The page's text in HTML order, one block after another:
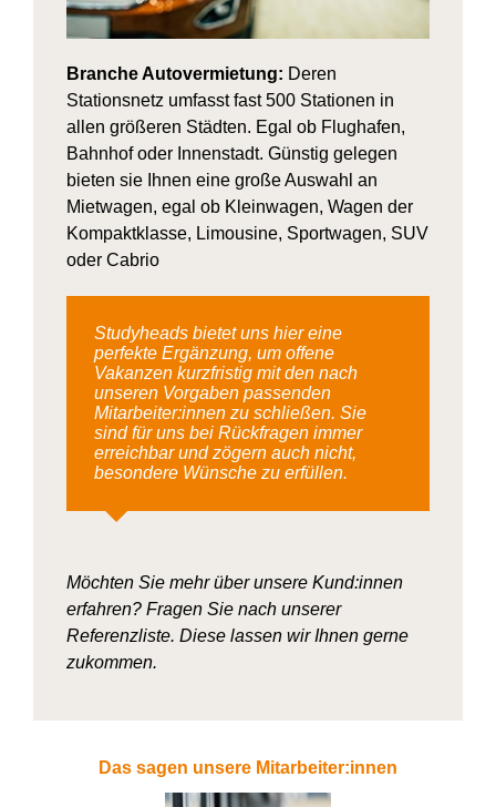
Branche Autovermietung: Deren
Stationsnetz umfasst fast 500 Stationen in
allen größeren Städten. Egal ob Flughafen,
Bahnhof oder Innenstadt. Günstig gelegen
bieten sie Ihnen eine große Auswahl an
Mietwagen, egal ob Kleinwagen, Wagen der
Kompaktklasse, Limousine, Sportwagen, SUV
oder Cabrio
Studyheads bietet uns hier eine
perfekte Ergänzung, um offene
Vakanzen kurzfristig mit den nach
unseren Vorgaben passenden
Mitarbeiter:innen zu schließen. Sie
sind für uns bei Rückfragen immer
erreichbar und zögern auch nicht,
besondere Wünsche zu erfüllen.
Möchten Sie mehr über unsere Kund:innen
erfahren? Fragen Sie nach unserer
Referenzliste. Diese lassen wir Ihnen gerne
zukommen.
Das sagen unsere Mitarbeiter:innen